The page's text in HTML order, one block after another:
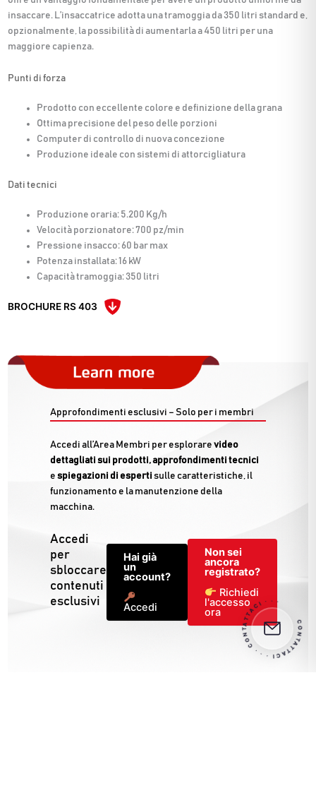
insaccare. L’insaccatrice adotta una tramoggia da 350 litri standard e,
opzionalmente, la possibilità di aumentarla a 450 litri per una
maggiore capienza.
Punti di forza
Prodotto con eccellente colore e definizione della grana
Ottima precisione del peso delle porzioni
Computer di controllo di nuova concezione
Produzione ideale con sistemi di attorcigliatura
Dati tecnici
Produzione oraria: 5.200 Kg/h
Velocità porzionatore: 700 pz/min
Pressione insacco: 60 bar max
Potenza installata: 16 kW
Capacità tramoggia: 350 litri
BROCHURE RS 403
Approfondimenti esclusivi – Solo per i membri
Accedi all’Area Membri per esplorarevideo
dettagliati sui prodotti, approfondimenti tecnici
espiegazioni di esperti sulle caratteristiche, il
funzionamento e la manutenzione della
macchina.
Accedi
per
sbloccare
contenuti
esclusivi
Hai già
un
account?
Accedi
Non sei
ancora
registrato?
Richiedi
l'accesso
ora
CONTATTACI
·
·
·
CONTATTACI · ·